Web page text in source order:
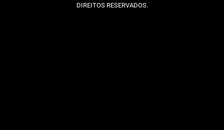
DIREITOS RESERVADOS.